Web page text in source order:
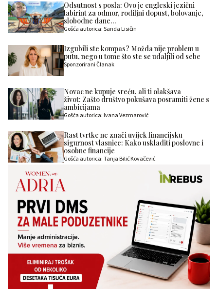
Odsutnost s posla: Ovo je engleski jezični
labirint za odmor, rodiljni dopust, bolovanje,
slobodne dane…
Gošća autorica: Sanda Lisičin
Izgubili ste kompas? Možda nije problem u
putu, nego u tome što ste se udaljili od sebe
Sponzorirani Članak
Novac ne kupuje sreću, ali ti olakšava
život: Zašto društvo pokušava posramiti žene s
ambicijama
Gošća autorica: Ivana Vezmarović
Rast tvrtke ne znači uvijek financijsku
sigurnost vlasnice: Kako uskladiti poslovne i
osobne financije
Gošća autorica: Tanja Bilić Kovačević